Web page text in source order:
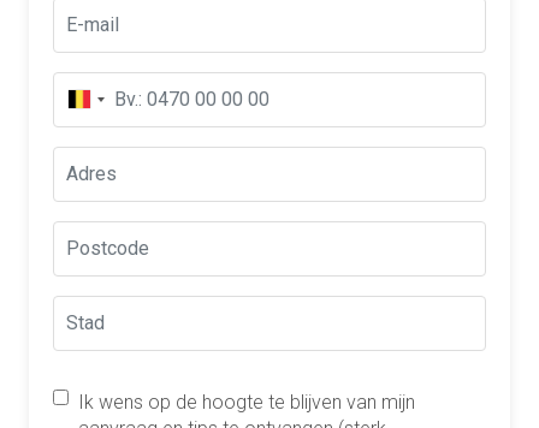
Ik wens op de hoogte te blijven van mijn